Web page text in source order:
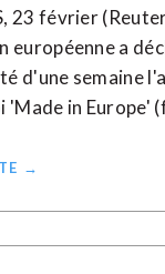
23 février
européenne a
d'une semaine
'Made in Europe'
→